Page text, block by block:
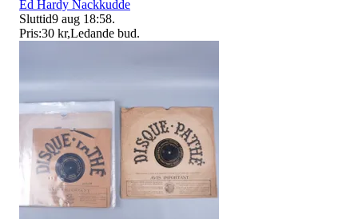
Ed Hardy Nackkudde
Sluttid9 aug 18:58.
Pris:30 kr,Ledande bud.